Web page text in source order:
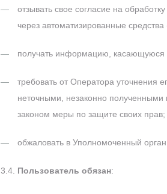
отзывать свое согласие на
через автоматизированные
получать информацию, касающуюся
требовать от Оператора уточнения
неточными, незаконно
законом меры по защите своих прав;
обжаловать в Уполномоченный
3.4. Пользователь обязан: